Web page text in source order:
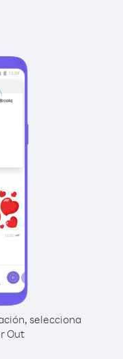
selecciona
Out